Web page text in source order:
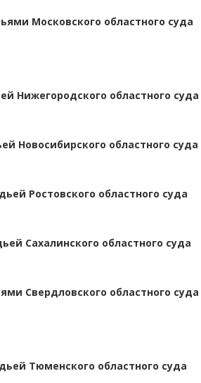
Московского областного суда
Нижегородского областного суда
Новосибирского областного суда
Ростовского областного суда
Сахалинского областного суда
Свердловского областного суда
Тюменского областного суда